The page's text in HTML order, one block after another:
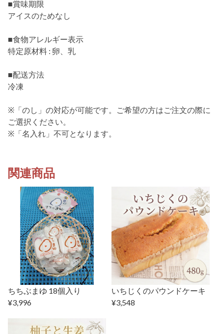
■賞味期限
アイスのためなし
■食物アレルギー表示
特定原材料 : 卵、乳
■配送方法
冷凍
※「のし」の対応が可能です。ご希望の方はご注文の際に
ご選択ください。
※「名入れ」不可となります。
関連商品
ちちぶまゆ 18個入り
¥3,996
いちじくのパウンドケーキ
¥3,548